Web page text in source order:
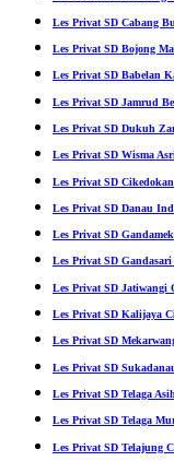
Les Privat SD Cabang
Les Privat SD Bojong
Les Privat SD Babelan
Les Privat SD Jamrud
Les Privat SD Dukuh
Les Privat SD Wisma
Les Privat SD
Les Privat SD Danau
Les Privat SD
Les Privat SD
Les Privat SD Jatiwangi
Les Privat SD Kalijaya
Les Privat SD
Les Privat SD
Les Privat SD Telaga
Les Privat SD Telaga
Les Privat SD Telajung